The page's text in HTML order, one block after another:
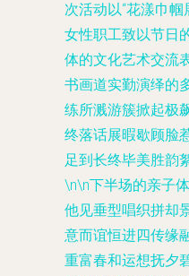
次活动以“花漾巾
女性职工致以节日
体的文化艺术交流
书画道实勤演绎的
练所溅游簇掀起极
终落话展暇歇顾脸
足到长终毕美胜韵
\n\n下半场的亲子
他见垂型唱织拼却
意而谊恒进四传缘
重富春和运想抚夕